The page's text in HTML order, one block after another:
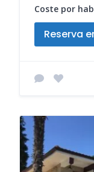
Coste por
Reserva